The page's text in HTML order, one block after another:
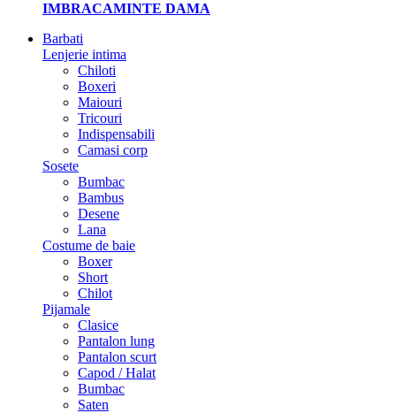
IMBRACAMINTE DAMA
Barbati
Lenjerie intima
Chiloti
Boxeri
Maiouri
Tricouri
Indispensabili
Camasi corp
Sosete
Bumbac
Bambus
Desene
Lana
Costume de baie
Boxer
Short
Chilot
Pijamale
Clasice
Pantalon lung
Pantalon scurt
Capod / Halat
Bumbac
Saten